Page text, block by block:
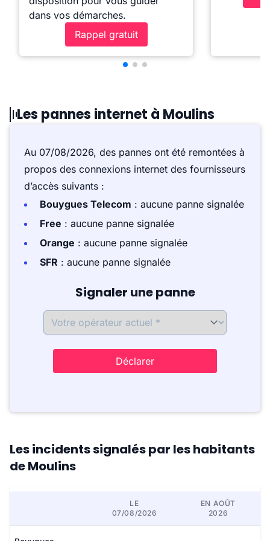
dans vos démarches.
Rappel gratuit
Les pannes internet à Moulins
Au 07/08/2026, des pannes ont été remontées à
propos des connexions internet des fournisseurs
d’accès suivants :
Bouygues Telecom : aucune panne signalée
Free : aucune panne signalée
Orange : aucune panne signalée
SFR : aucune panne signalée
Signaler une panne
Déclarer
Les incidents signalés par les habitants
de Moulins
LE
07/08/2026
EN AOÛT
2026